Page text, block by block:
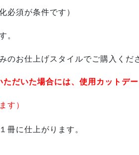
必須が条件です）
。
のお仕上げスタイルでご購入くだ
だいた場合には、 使用カットデ
す）
冊に仕上がります。